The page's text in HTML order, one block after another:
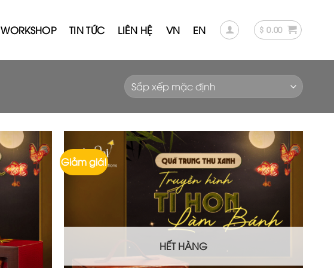
WORKSHOP TIN TỨC LIÊN HỆ VN EN $ 0.00
Giảm giá!
HẾT HÀNG